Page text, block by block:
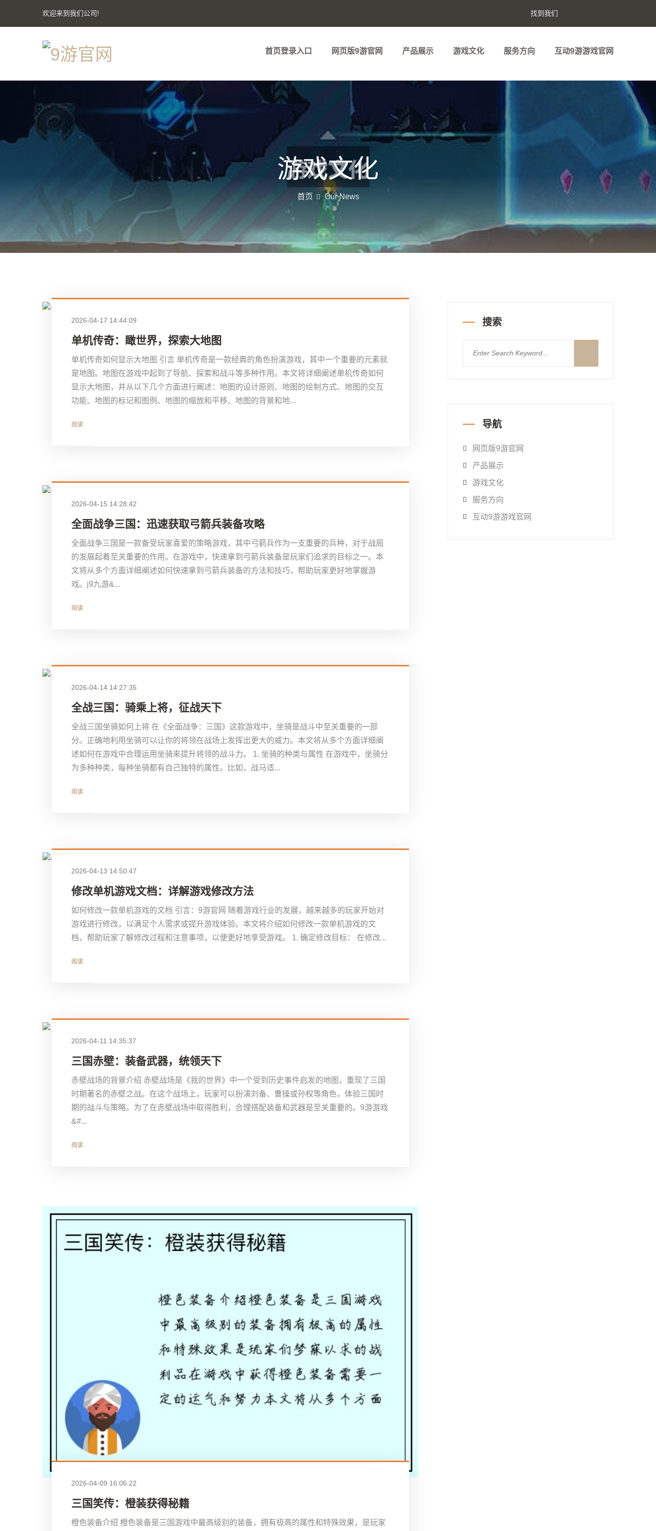
欢迎来到我们公司! 找到我们
首页登录入口 网页版9游官网 产品展示 游戏文化 服务方向 互动9游游戏官网
游戏文化
首页 Our News
2026-04-17 14:44:09
单机传奇：瞰世界，探索大地图
单机传奇如何显示大地图 引言 单机传奇是一款经典的角色扮演游戏，其中一个重要的元素就
是地图。地图在游戏中起到了导航、探索和战斗等多种作用。本文将详细阐述单机传奇如何
显示大地图，并从以下几个方面进行阐述：地图的设计原则、地图的绘制方式、地图的交互
功能、地图的标记和图例、地图的缩放和平移、地图的背景和地...
阅读
2026-04-15 14:28:42
全面战争三国：迅速获取弓箭兵装备攻略
全面战争三国是一款备受玩家喜爱的策略游戏，其中弓箭兵作为一支重要的兵种，对于战局
的发展起着至关重要的作用。在游戏中，快速拿到弓箭兵装备是玩家们追求的目标之一。本
文将从多个方面详细阐述如何快速拿到弓箭兵装备的方法和技巧，帮助玩家更好地掌握游
戏。j9九游&...
阅读
2026-04-14 14:27:35
全战三国：骑乘上将，征战天下
全战三国坐骑如何上将 在《全面战争：三国》这款游戏中，坐骑是战斗中至关重要的一部
分。正确地利用坐骑可以让你的将领在战场上发挥出更大的威力。本文将从多个方面详细阐
述如何在游戏中合理运用坐骑来提升将领的战斗力。 1. 坐骑的种类与属性 在游戏中，坐骑分
为多种种类，每种坐骑都有自己独特的属性。比如，战马适...
阅读
2026-04-13 14:50:47
修改单机游戏文档：详解游戏修改方法
如何修改一款单机游戏的文档 引言：9游官网 随着游戏行业的发展，越来越多的玩家开始对
游戏进行修改，以满足个人需求或提升游戏体验。本文将介绍如何修改一款单机游戏的文
档，帮助玩家了解修改过程和注意事项，以便更好地享受游戏。 1. 确定修改目标： 在修改...
阅读
2026-04-11 14:35:37
三国赤壁：装备武器，统领天下
赤壁战场的背景介绍 赤壁战场是《我的世界》中一个受到历史事件启发的地图，重现了三国
时期著名的赤壁之战。在这个战场上，玩家可以扮演刘备、曹操或孙权等角色，体验三国时
期的战斗与策略。为了在赤壁战场中取得胜利，合理搭配装备和武器是至关重要的。9游游戏
&#...
阅读
2026-04-09 16:06:22
三国笑传：橙装获得秘籍
橙色装备介绍 橙色装备是三国游戏中最高级别的装备，拥有极高的属性和特殊效果，是玩家
搜索
导航
网页版9游官网
产品展示
游戏文化
服务方向
互动9游游戏官网